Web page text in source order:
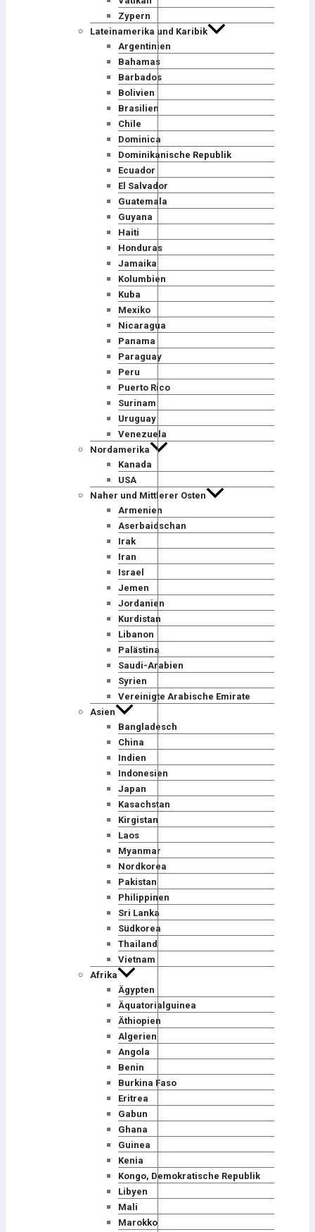
Zypern
Lateinamerika und Karibik
Argentinien
Bahamas
Barbados
Bolivien
Brasilien
Chile
Dominica
Dominikanische Republik
Ecuador
El Salvador
Guatemala
Guyana
Haiti
Honduras
Jamaika
Kolumbien
Kuba
Mexiko
Nicaragua
Panama
Paraguay
Peru
Puerto Rico
Surinam
Uruguay
Venezuela
Nordamerika
Kanada
USA
Naher und Mittlerer Osten
Armenien
Aserbaidschan
Irak
Iran
Israel
Jemen
Jordanien
Kurdistan
Libanon
Palästina
Saudi-Arabien
Syrien
Vereinigte Arabische Emirate
Asien
Bangladesch
China
Indien
Indonesien
Japan
Kasachstan
Kirgistan
Laos
Myanmar
Nordkorea
Pakistan
Philippinen
Sri Lanka
Südkorea
Thailand
Vietnam
Afrika
Ägypten
Äquatorialguinea
Äthiopien
Algerien
Angola
Benin
Burkina Faso
Eritrea
Gabun
Ghana
Guinea
Kenia
Kongo, Demokratische Republik
Libyen
Mali
Marokko